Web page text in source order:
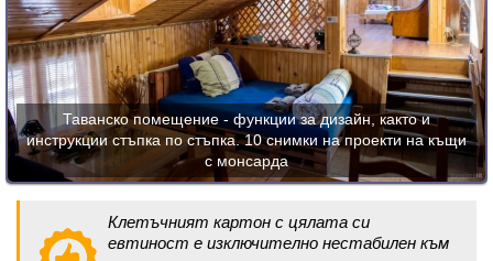
Таванско помещение - функции за дизайн, както и
инструкции стъпка по стъпка. 10 снимки на проекти на къщи
с монсарда
Клетъчният картон с цялата си
евтиност е изключително нестабилен към